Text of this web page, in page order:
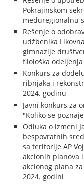
Pokrajinskom
međuregionalnu
Rešenje o
udžbenika
gimnazije
filološka
Konkurs za
ribnjaka i
2024. godinu
Javni konkurs za
"Koliko se
Odluka o izmeni
bespovratnih
sa teritorije AP
akcionih planova
akcionog plana
2024. godini